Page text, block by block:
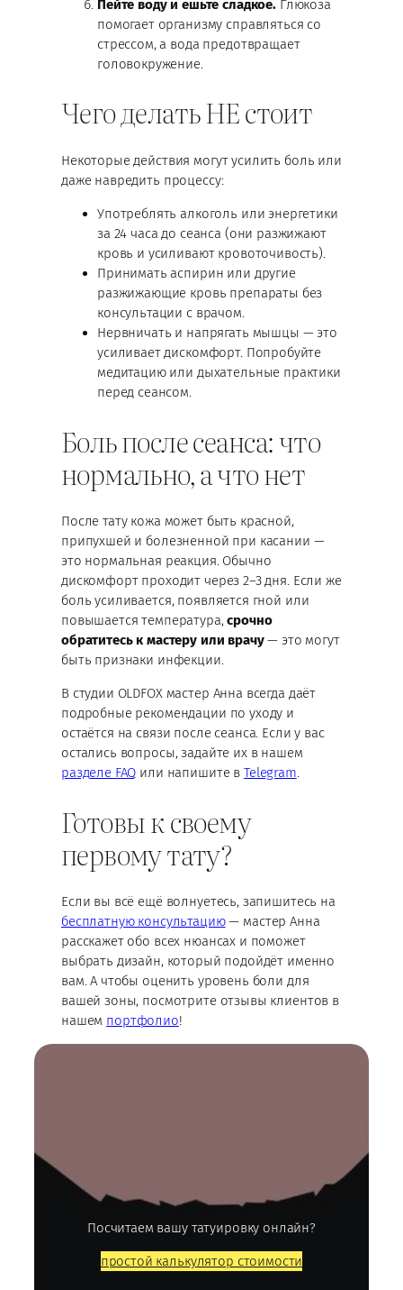
Пейте воду и ешьте сладкое.Глюкоза
помогает организму справляться со
стрессом, а вода предотвращает
головокружение.
Чего делать НЕ стоит
Некоторые действия могут усилить боль или
даже навредить процессу:
Употреблять алкоголь или энергетики
за 24 часа до сеанса (они разжижают
кровь и усиливают кровоточивость).
Принимать аспирин или другие
разжижающие кровь препараты без
консультации с врачом.
Нервничать и напрягать мышцы — это
усиливает дискомфорт. Попробуйте
медитацию или дыхательные практики
перед сеансом.
Боль после сеанса: что
нормально, а что нет
После тату кожа может быть красной,
припухшей и болезненной при касании —
это нормальная реакция. Обычно
дискомфорт проходит через 2–3 дня. Если же
боль усиливается, появляется гной или
повышается температура,срочно
обратитесь к мастеру или врачу— это могут
быть признаки инфекции.
В студии OLDFOX мастер Анна всегда даёт
подробные рекомендации по уходу и
остаётся на связи после сеанса. Если у вас
остались вопросы, задайте их в нашем
разделе FAQ или напишите в Telegram.
Готовы к своему
первому тату?
Если вы всё ещё волнуетесь, запишитесь на
бесплатную консультацию— мастер Анна
расскажет обо всех нюансах и поможет
выбрать дизайн, который подойдёт именно
вам. А чтобы оценить уровень боли для
вашей зоны, посмотрите отзывы клиентов в
нашем портфолио!
Посчитаем вашу татуировку онлайн?
простой калькулятор стоимости